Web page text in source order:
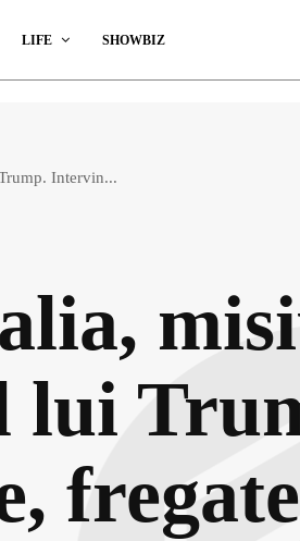
LIFE SHOWBIZ
Intervin...
lui
fregate